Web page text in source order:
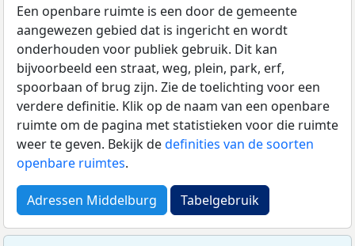
Een openbare ruimte is een door de gemeente
aangewezen gebied dat is ingericht en wordt
onderhouden voor publiek gebruik. Dit kan
bijvoorbeeld een straat, weg, plein, park, erf,
spoorbaan of brug zijn. Zie de toelichting voor een
verdere definitie. Klik op de naam van een openbare
ruimte om de pagina met statistieken voor die ruimte
weer te geven. Bekijk dedefinities van de soorten
openbare ruimtes.
Adressen Middelburg Tabelgebruik